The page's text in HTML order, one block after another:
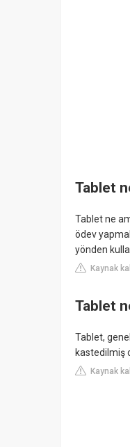
Tablet
Tablet ne
ödev
yönden
Kaynak
Tablet
Tablet,
kastedilmiş
Kaynak